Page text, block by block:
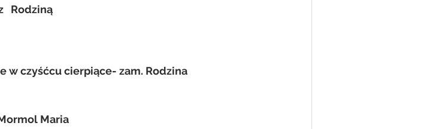
Rodziną
w czyśćcu cierpiące- zam. Rodzina
Maria